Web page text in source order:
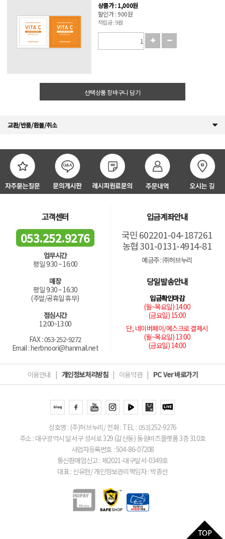
상품가 : 1,000원
할인가 : 900원
적립금 : 9원
선택상품 장바구니 담기
교환/반품/환불/취소
고객센터
053.252.9276
업무시간
평일 9:30 ~ 16:00
매장
평일 9:30 ~ 16:30
(주말/공휴일 휴무)
점심시간
12:00~13:00
FAX : 053-252-9272
Email : herbnoori@hanmail.net
입금계좌안내
국민 602201-04-187261
농협 301-0131-4914-81
예금주 : ㈜허브누리
당일발송안내
입금확인마감
(월~목요일) 14:00
(금요일) 15:00
단, 네이버페이/에스크로 결제시
(월~목요일) 13:00
(금요일) 14:00
이용안내 | 개인정보처리방침 | 이용약관 | PC Ver 바로가기
상호명 : (주)허브누리/ 전화 : TEL : 053)252-9276
주소 : 대구광역시 달서구 성서로 329 (갈산동) 동원비즈플랫폼 3층 310호
사업자등록번호 : 504-86-07208
통신판매업신고 : 제2021-대구달서-0349호
대표 : 신유현/ 개인정보관리책임자 : 박종선